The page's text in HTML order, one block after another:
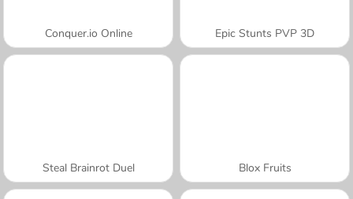
Conquer.io Online Epic Stunts PVP 3D
Steal Brainrot Duel Blox Fruits